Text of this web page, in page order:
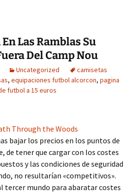
Las Ramblas Su
Del Camp Nou
Uncategorized
camisetas
, equipaciones futbol alcorcon, pagina
futbol a 15 euros
bajar los precios en los puntos de
de tener que cargar con los costes
y las condiciones de seguridad
no resultarían «competitivos».
tercer mundo para abaratar costes